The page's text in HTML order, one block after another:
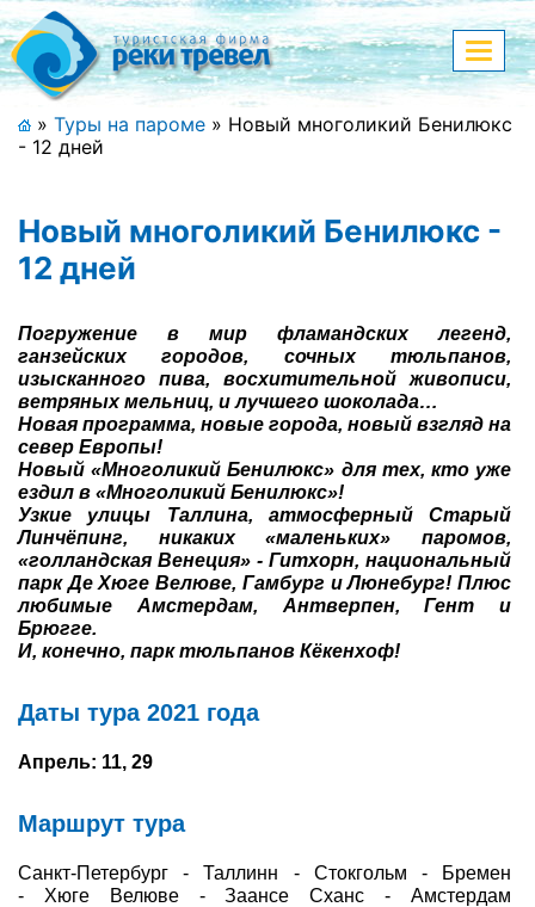
Меню
+7 (911) 182-44-68
Адрес офиса, контакты
Полная версия сайта
Главная
Спецпредложения
Праздничные туры
Страны и направления
Поиск тура
Туры по России
Автобусные туры
Туристическая страховка
Услуги
меню
» Туры на пароме » Новый многоликий Бенилюкс
- 12 дней
Новый многоликий Бенилюкс -
12 дней
Погружение в мир фламандских легенд,
ганзейских городов, сочных тюльпанов,
изысканного пива, восхитительной живописи,
ветряных мельниц, и лучшего шоколада…
Новая программа, новые города, новый взгляд на
север Европы!
Новый «Многоликий Бенилюкс» для тех, кто уже
ездил в «Многоликий Бенилюкс»!
Узкие улицы Таллина, атмосферный Старый
Линчёпинг, никаких «маленьких» паромов,
«голландская Венеция» - Гитхорн, национальный
парк Де Хюге Велюве, Гамбург и Люнебург! Плюс
любимые Амстердам, Антверпен, Гент и
Брюгге.
И, конечно, парк тюльпанов Кёкенхоф!
Даты тура 2021 года
Апрель: 11, 29
Маршрут тура
Санкт-Петербург - Таллинн - Стокгольм - Бремен
- Хюге Велюве - Заансе Сханс - Амстердам